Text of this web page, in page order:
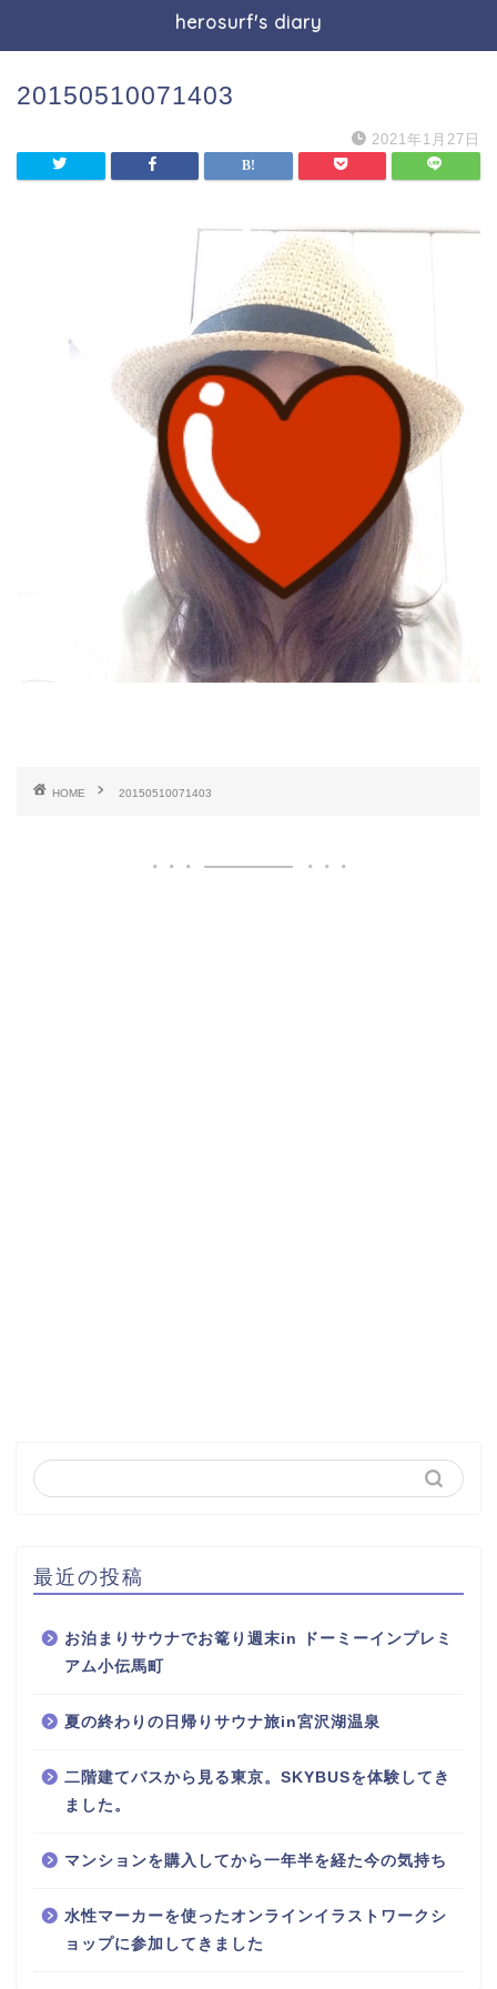
herosurf's diary
20150510071403
2021年1月27日
HOME 20150510071403
最近の投稿
お泊まりサウナでお篭り週末in ドーミーインプレミ
アム小伝馬町
夏の終わりの日帰りサウナ旅in宮沢湖温泉
二階建てバスから見る東京。SKYBUSを体験してき
ました。
マンションを購入してから一年半を経た今の気持ち
水性マーカーを使ったオンラインイラストワークシ
ョップに参加してきました